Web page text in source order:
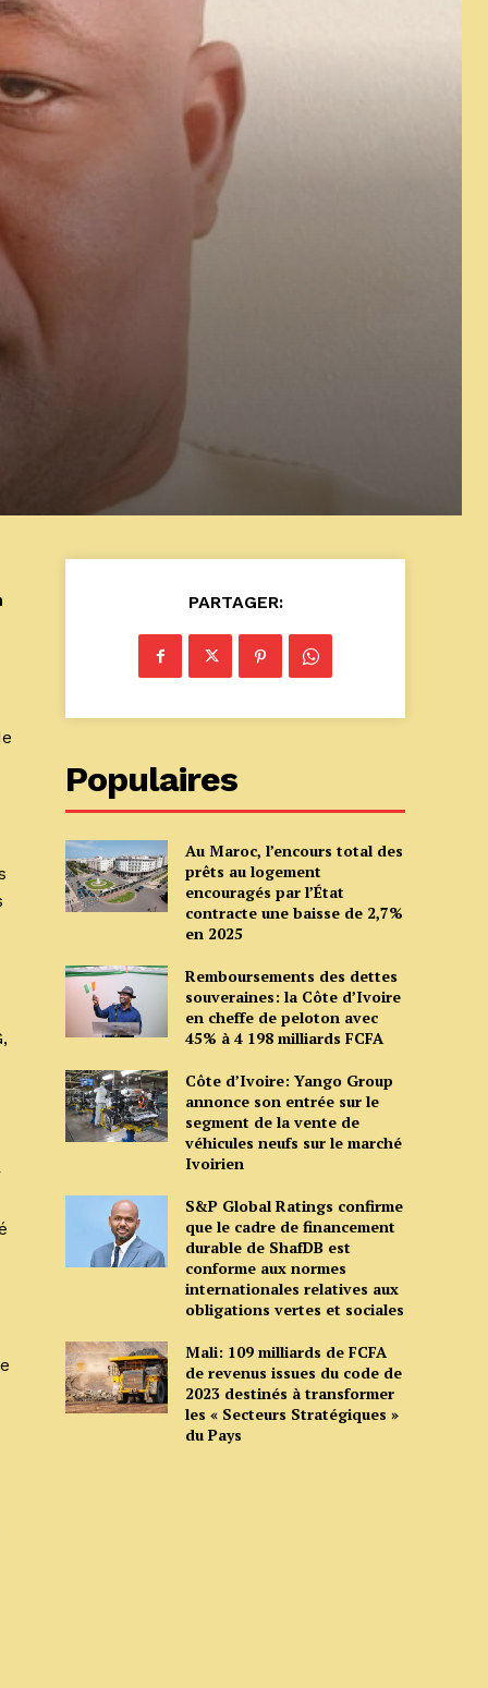
PARTAGER:
Populaires
Au Maroc, l’encours total des
prêts au logement
encouragés par l’État
contracte une baisse de 2,7%
en 2025
Remboursements des dettes
souveraines: la Côte d’Ivoire
en cheffe de peloton avec
45% à 4 198 milliards FCFA
Côte d’Ivoire: Yango Group
annonce son entrée sur le
segment de la vente de
véhicules neufs sur le marché
Ivoirien
S&P Global Ratings confirme
que le cadre de financement
durable de ShafDB est
conforme aux normes
internationales relatives aux
obligations vertes et sociales
Mali: 109 milliards de FCFA
de revenus issues du code de
2023 destinés à transformer
les « Secteurs Stratégiques »
du Pays